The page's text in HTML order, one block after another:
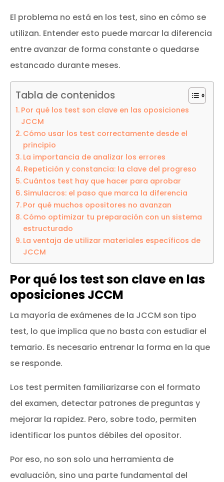
El problema no está en los test, sino en cómo se
utilizan. Entender esto puede marcar la diferencia
entre avanzar de forma constante o quedarse
estancado durante meses.
Tabla de contenidos
Por qué los test son clave en las oposiciones
JCCM
Cómo usar los test correctamente desde el
principio
La importancia de analizar los errores
Repetición y constancia: la clave del progreso
Cuántos test hay que hacer para aprobar
Simulacros: el paso que marca la diferencia
Por qué muchos opositores no avanzan
Cómo optimizar tu preparación con un sistema
estructurado
La ventaja de utilizar materiales específicos de
JCCM
Por qué los test son clave en las
oposiciones JCCM
La mayoría de exámenes de la JCCM son tipo
test, lo que implica que no basta con estudiar el
temario. Es necesario entrenar la forma en la que
se responde.
Los test permiten familiarizarse con el formato
del examen, detectar patrones de preguntas y
mejorar la rapidez. Pero, sobre todo, permiten
identificar los puntos débiles del opositor.
Por eso, no son solo una herramienta de
evaluación, sino una parte fundamental del